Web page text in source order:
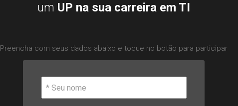
um UP na sua carreira em TI
Preencha com seus dados abaixo e toque no botão para participar